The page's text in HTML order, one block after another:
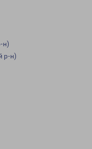
н)
р-н)